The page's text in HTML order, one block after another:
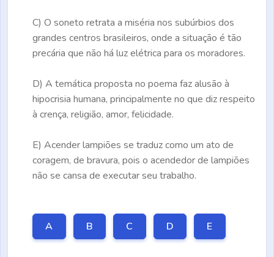
C) O soneto retrata a miséria nos subúrbios dos
grandes centros brasileiros, onde a situação é tão
precária que não há luz elétrica para os moradores.
D) A temática proposta no poema faz alusão à
hipocrisia humana, principalmente no que diz respeito
à crença, religião, amor, felicidade.
E) Acender lampiões se traduz como um ato de
coragem, de bravura, pois o acendedor de lampiões
não se cansa de executar seu trabalho.
A B C D E